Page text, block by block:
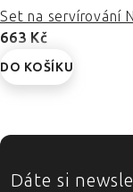
Set na servírování
663 Kč
DO KOŠÍKU
ZÁPATÍ
Dáte si